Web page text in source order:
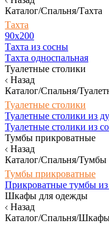
Каталог/Спальня/Тахта
Тахта
90х200
Тахта из сосны
Тахта односпальная
Туалетные столики
Назад
Каталог/Спальня/
Туалетные столики
Туалетные столики из
Туалетные столики из
Тумбы прикроватные
Назад
Каталог/Спальня/
Тумбы прикроватные
Прикроватные тумбы
Шкафы для одежды
Назад
Каталог/Спальня/